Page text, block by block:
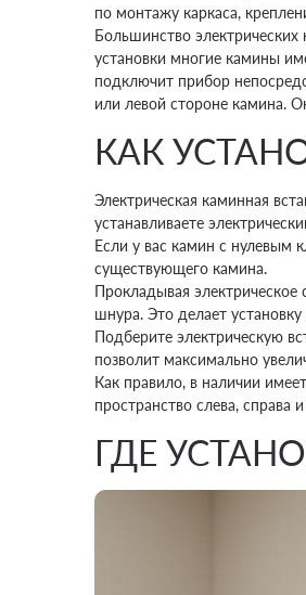
по монтажу каркаса,
Большинство
установки многие камины
подключит прибор
или левой стороне камина.
КАК
Электрическая каминная
устанавливаете
Если у вас камин с нулевым
существующего камина.
Прокладывая электрическое
шнура. Это делает
Подберите электрическую
позволит максимально
Как правило, в наличии
пространство слева, справа
ГДЕ